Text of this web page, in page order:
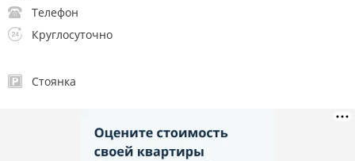
Телефон
Круглосуточно
Стоянка